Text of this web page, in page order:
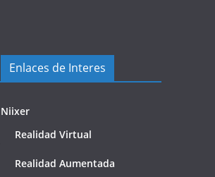
Enlaces de Interes
Niixer
Realidad Virtual
Realidad Aumentada